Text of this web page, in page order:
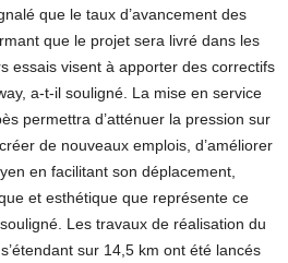
que le taux d’avancement des
que le projet sera livré dans les
essais visent à apporter des correctifs
a-t-il souligné. La mise en service
permettra d’atténuer la pression sur
de nouveaux emplois, d’améliorer
en facilitant son déplacement,
et esthétique que représente ce
Les travaux de réalisation du
sur 14,5 km ont été lancés